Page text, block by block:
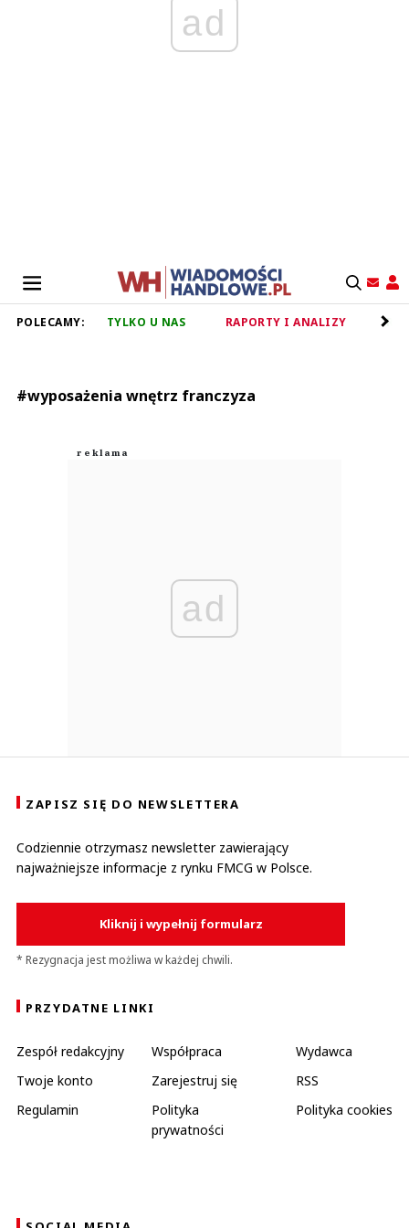
ad
POLECAMY: TYLKO U NAS RAPORTY I ANALIZY
#wyposażenia wnętrz franczyza
ad
ZAPISZ SIĘ DO NEWSLETTERA
Codziennie otrzymasz newsletter zawierający
najważniejsze informacje z rynku FMCG w Polsce.
Kliknij i wypełnij formularz
* Rezygnacja jest możliwa w każdej chwili.
PRZYDATNE LINKI
Zespół redakcyjny Współpraca
Wydawca
Twoje konto
Zarejestruj się
RSS
Regulamin
Polityka
prywatności
Polityka cookies